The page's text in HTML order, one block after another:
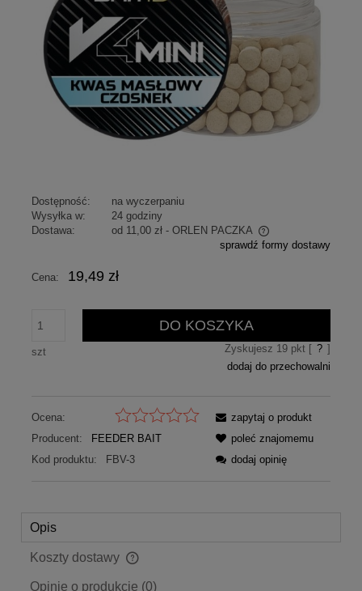
Dostępność:
na wyczerpaniu
Wysyłka w:
24 godziny
Dostawa:
od 11,00 zł - ORLEN PACZKA
Cena nie zawiera ewentualnych kosztów płatności
sprawdź formy dostawy
Cena: 19,49 zł
szt
DO KOSZYKA
Zyskujesz 19pkt [ ? ]
dodaj do przechowalni
Ocena:
Producent:
FEEDER BAIT
Kod produktu:
FBV-3
zapytaj o produkt
poleć znajomemu
dodaj opinię
Opis
Koszty dostawy
Cena nie zawiera ewentualnych kosztów płatności
Opinie o produkcie (0)